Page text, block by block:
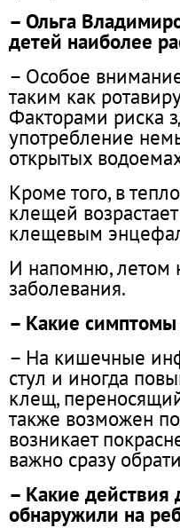
– Ольга
детей наиболее
– Особое
таким как
Факторами риска
употребление
открытых
Кроме того, в
клещей
клещевым
И напомню, летом
заболевания.
– Какие
– На кишечные
стул и иногда
клещ,
также возможен
возникает
важно сразу
– Какие действия
обнаружили на